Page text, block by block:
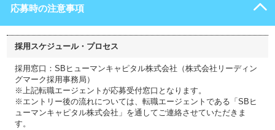
応募時の注意事項
採用スケジュール・プロセス
採用窓口：SBヒューマンキャピタル株式会社（株式会社リーディン
グマーク採用事務局）
※上記転職エージェントが応募受付窓口となります。
※エントリー後の流れについては、転職エージェントである「SBヒ
ューマンキャピタル株式会社」を通してご連絡させていただきま
す。